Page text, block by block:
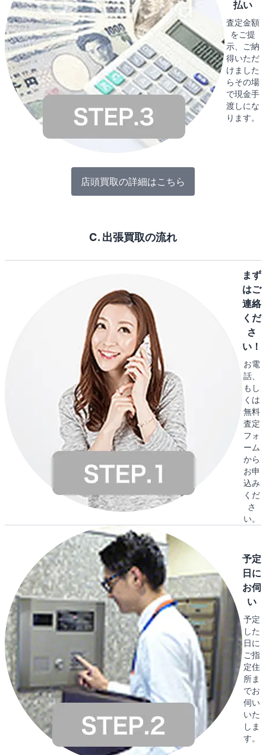
払い
査定金額
をご提
示、ご納
得いただ
けました
らその場
で現金手
渡しにな
ります。
店頭買取の詳細はこちら
C. 出張買取の流れ
まず
はご
連絡
くだ
さ
い！
お電
話、
もし
くは
無料
査定
フォ
ーム
から
お申
込み
くだ
さ
い。
予定
日に
お伺
い
予定
した
日に
ご指
定住
所ま
でお
伺い
いた
しま
す。